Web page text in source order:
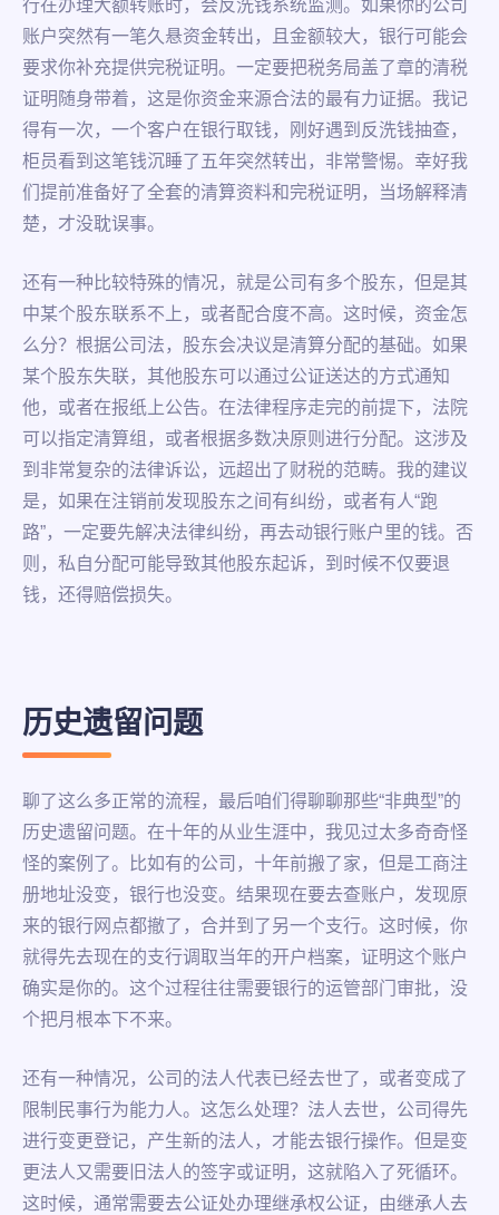
行在办理大额转账时，会反洗钱系统监测。如果你的公司
账户突然有一笔久悬资金转出，且金额较大，银行可能会
要求你补充提供完税证明。一定要把税务局盖了章的清税
证明随身带着，这是你资金来源合法的最有力证据。我记
得有一次，一个客户在银行取钱，刚好遇到反洗钱抽查，
柜员看到这笔钱沉睡了五年突然转出，非常警惕。幸好我
们提前准备好了全套的清算资料和完税证明，当场解释清
楚，才没耽误事。
还有一种比较特殊的情况，就是公司有多个股东，但是其
中某个股东联系不上，或者配合度不高。这时候，资金怎
么分？根据公司法，股东会决议是清算分配的基础。如果
某个股东失联，其他股东可以通过公证送达的方式通知
他，或者在报纸上公告。在法律程序走完的前提下，法院
可以指定清算组，或者根据多数决原则进行分配。这涉及
到非常复杂的法律诉讼，远超出了财税的范畴。我的建议
是，如果在注销前发现股东之间有纠纷，或者有人“跑
路”，一定要先解决法律纠纷，再去动银行账户里的钱。否
则，私自分配可能导致其他股东起诉，到时候不仅要退
钱，还得赔偿损失。
历史遗留问题
聊了这么多正常的流程，最后咱们得聊聊那些“非典型”的
历史遗留问题。在十年的从业生涯中，我见过太多奇奇怪
怪的案例了。比如有的公司，十年前搬了家，但是工商注
册地址没变，银行也没变。结果现在要去查账户，发现原
来的银行网点都撤了，合并到了另一个支行。这时候，你
就得先去现在的支行调取当年的开户档案，证明这个账户
确实是你的。这个过程往往需要银行的运管部门审批，没
个把月根本下不来。
还有一种情况，公司的法人代表已经去世了，或者变成了
限制民事行为能力人。这怎么处理？法人去世，公司得先
进行变更登记，产生新的法人，才能去银行操作。但是变
更法人又需要旧法人的签字或证明，这就陷入了死循环。
这时候，通常需要去公证处办理继承权公证，由继承人去